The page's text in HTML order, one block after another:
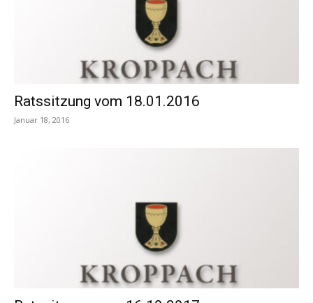
Ratssitzung vom 18.01.2016
Januar 18, 2016